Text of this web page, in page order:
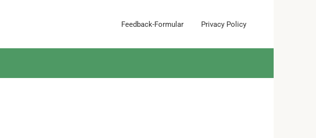
Feedback-Formular Privacy Policy